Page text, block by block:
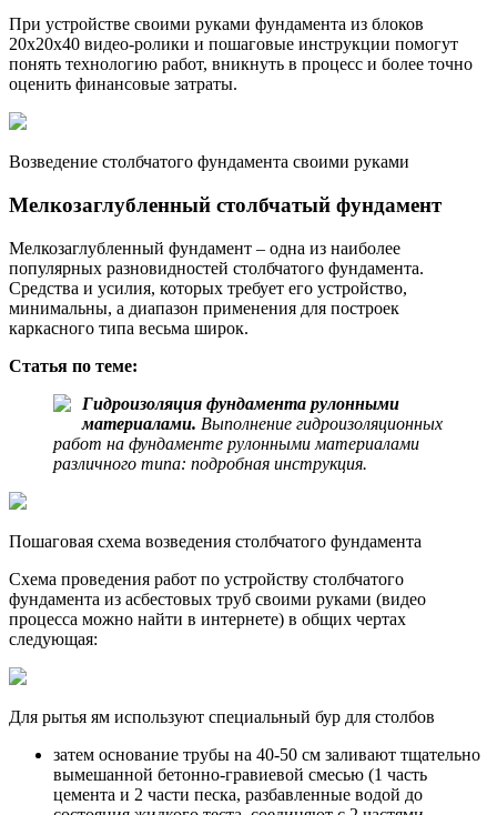
При устройстве своими руками фундамента из блоков
20х20х40 видео-ролики и пошаговые инструкции помогут
понять технологию работ, вникнуть в процесс и более точно
оценить финансовые затраты.
Возведение столбчатого фундамента своими руками
Мелкозаглубленный столбчатый фундамент
Мелкозаглубленный фундамент – одна из наиболее
популярных разновидностей столбчатого фундамента.
Средства и усилия, которых требует его устройство,
минимальны, а диапазон применения для построек
каркасного типа весьма широк.
Статья по теме:
Гидроизоляция фундамента рулонными
материалами. Выполнение гидроизоляционных
работ на фундаменте рулонными материалами
различного типа: подробная инструкция.
Пошаговая схема возведения столбчатого фундамента
Схема проведения работ по устройству столбчатого
фундамента из асбестовых труб своими руками (видео
процесса можно найти в интернете) в общих чертах
следующая:
Для рытья ям используют специальный бур для столбов
затем основание трубы на 40-50 см заливают тщательно
вымешанной бетонно-гравиевой смесью (1 часть
цемента и 2 части песка, разбавленные водой до